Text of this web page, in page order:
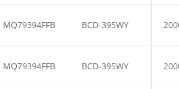
MQ79394FFB BCD-395WY
MQ79394FFB BCD-395WY